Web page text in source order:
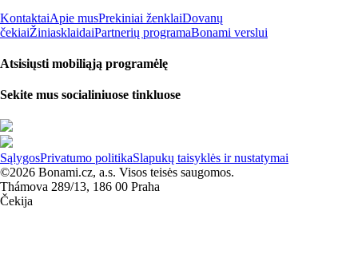
KontaktaiApie musPrekiniai ženklaiDovanų
čekiaiŽiniasklaidaiPartnerių programaBonami verslui
Atsisiųsti mobiliąją programėlę
Sekite mus socialiniuose tinkluose
SąlygosPrivatumo politikaSlapukų taisyklės ir nustatymai
©2026 Bonami.cz, a.s. Visos teisės saugomos.
Thámova 289/13, 186 00 Praha
Čekija